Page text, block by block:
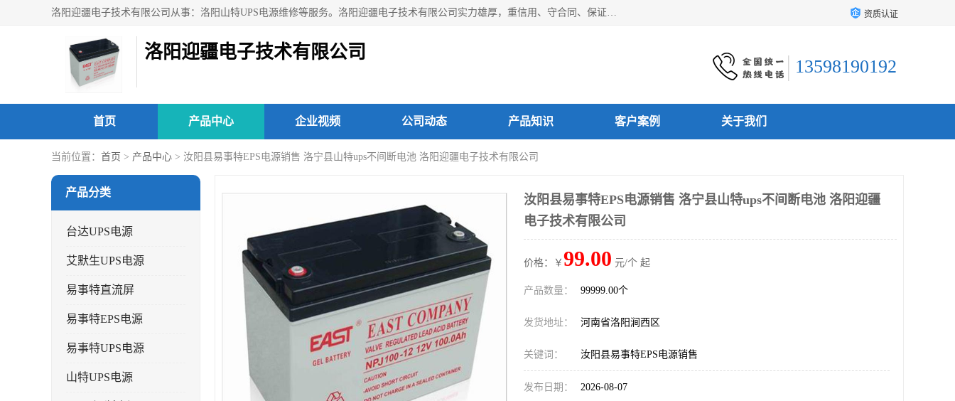
洛阳迎疆电子技术有限公司从事：洛阳山特UPS电源维修等服务。洛阳迎疆电子技术有限公司实力雄厚，重信用、守合同、保证产品质量，以多品种经营特色和薄利多销的原则，赢得了广大客户的信任。公司的宗旨——用服务求发展，用质量求生存！ 资质认证
洛阳迎疆电子技术有限公司
13598190192
首页 产品中心 企业视频 公司动态 产品知识 客户案例 关于我们
当前位置： 首页 > 产品中心 > 汝阳县易事特EPS电源销售 洛宁县山特ups不间断电池 洛阳迎疆电子技术有限公司
产品分类
台达UPS电源
艾默生UPS电源
易事特直流屏
易事特EPS电源
易事特UPS电源
山特UPS电源
汝阳县易事特EPS电源销售 洛宁县山特ups不间断电池 洛阳迎疆
电子技术有限公司
价格：￥ 99.00 元/个 起
产品数量： 99999.00个
发货地址： 河南省洛阳涧西区
关键词： 汝阳县易事特EPS电源销售
发布日期： 2026-08-07